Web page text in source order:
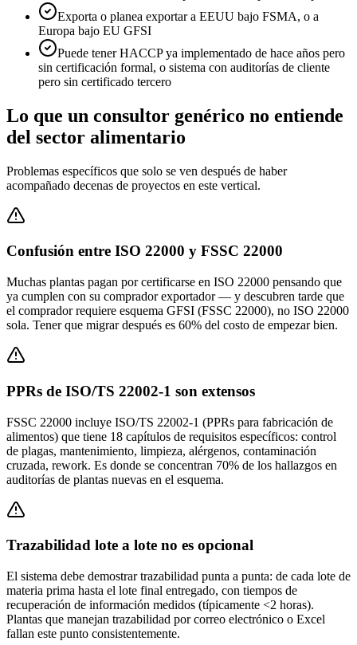
Exporta o planea exportar a EEUU bajo FSMA, o a
Europa bajo EU GFSI
Puede tener HACCP ya implementado de hace años pero
sin certificación formal, o sistema con auditorías de cliente
pero sin certificado tercero
Lo que un consultor genérico no entiende
del sector alimentario
Problemas específicos que solo se ven después de haber
acompañado decenas de proyectos en este vertical.
Confusión entre ISO 22000 y FSSC 22000
Muchas plantas pagan por certificarse en ISO 22000 pensando que
ya cumplen con su comprador exportador — y descubren tarde que
el comprador requiere esquema GFSI (FSSC 22000), no ISO 22000
sola. Tener que migrar después es 60% del costo de empezar bien.
PPRs de ISO/TS 22002-1 son extensos
FSSC 22000 incluye ISO/TS 22002-1 (PPRs para fabricación de
alimentos) que tiene 18 capítulos de requisitos específicos: control
de plagas, mantenimiento, limpieza, alérgenos, contaminación
cruzada, rework. Es donde se concentran 70% de los hallazgos en
auditorías de plantas nuevas en el esquema.
Trazabilidad lote a lote no es opcional
El sistema debe demostrar trazabilidad punta a punta: de cada lote de
materia prima hasta el lote final entregado, con tiempos de
recuperación de información medidos (típicamente <2 horas).
Plantas que manejan trazabilidad por correo electrónico o Excel
fallan este punto consistentemente.